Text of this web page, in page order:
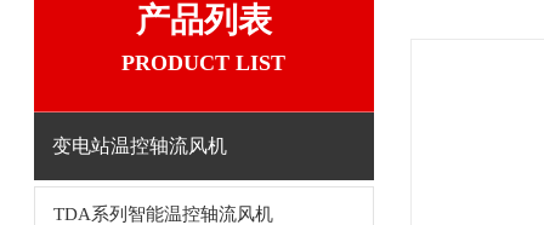
产品列表
PRODUCT LIST
变电站温控轴流风机
TDA系列智能温控轴流风机